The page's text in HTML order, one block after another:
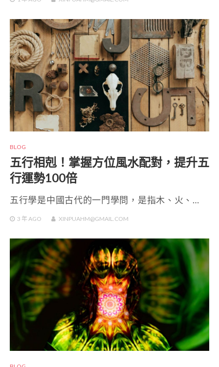
BLOG
五行相剋！掌握方位風水配對，提升五
行運勢100倍
五行學是中國古代的一門學問，是指木、火、…
3 年AGO XINPUAHM@GMAIL.COM